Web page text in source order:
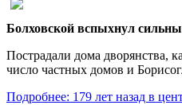
Болховской вспыхнул
Пострадали дома дворянства,
число частных домов и
Подробнее: 179 лет назад в